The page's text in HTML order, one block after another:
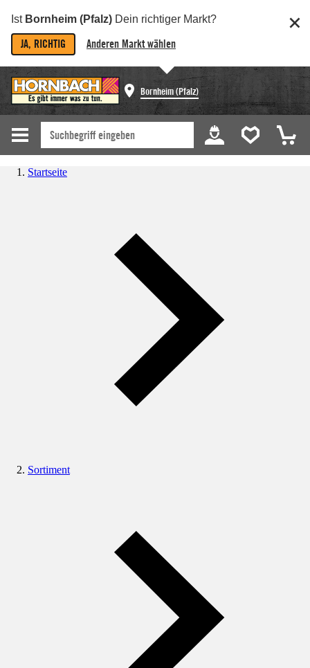
Ist Bornheim (Pfalz) Dein richtiger Markt?
JA, RICHTIG Anderen Markt wählen
Bornheim (Pfalz)
Startseite
Sortiment